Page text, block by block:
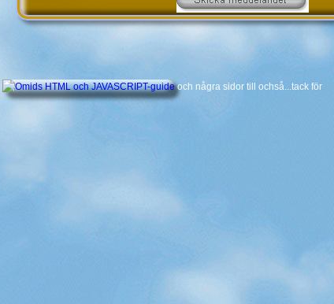
och några sidor till ochså...tack för